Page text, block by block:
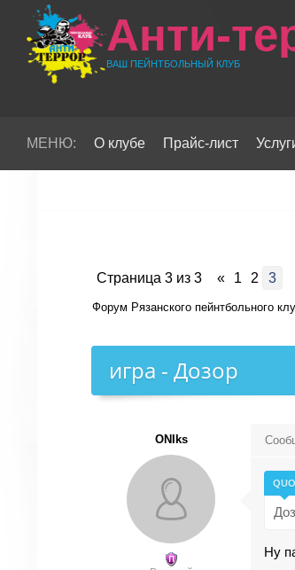
Анти-
ВАШ ПЕЙНТБОЛЬНЫЙ КЛУБ
МЕНЮ: О клубе Прайс-лист
Страница 3 из 3 « 1 2 3
Форум Рязанского пейнтбольного
игра - Дозор
ONIks
Ну